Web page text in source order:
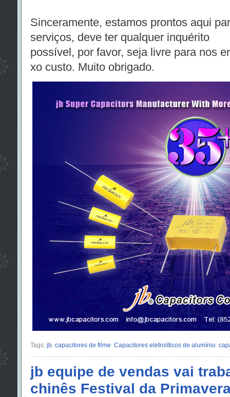
Sinceramente, estamos prontos aqui
serviços, deve ter qualquer inquérito
possível, por favor, seja livre para nos
xo custo. Muito obrigado.
Tags: jb capacitores de filme Capacitores eletrolíticos de alumínio
jb equipe de vendas vai
chinês Festival da